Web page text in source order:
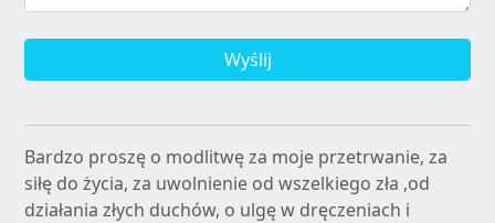
Wyślij
Bardzo proszę o modlitwę za moje przetrwanie, za
siłę do życia, za uwolnienie od wszelkiego zła ,od
działania złych duchów, o ulgę w dręczeniach i